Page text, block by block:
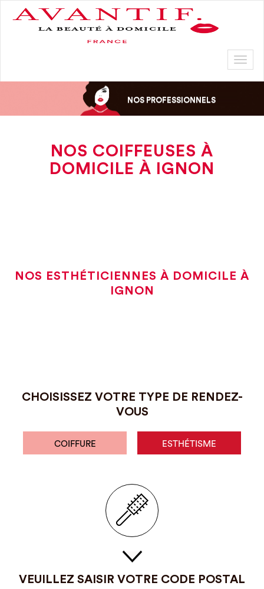
NOS PROFESSIONNELS
NOS COIFFEUSES À
DOMICILE À IGNON
NOS ESTHÉTICIENNES À DOMICILE À
IGNON
CHOISISSEZ VOTRE TYPE DE RENDEZ-
VOUS
COIFFURE ESTHÉTISME
VEUILLEZ SAISIR VOTRE CODE POSTAL